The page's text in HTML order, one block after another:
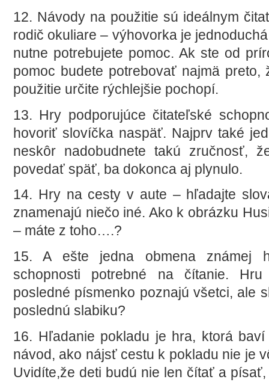
12. Návody na použitie sú ideálnym
rodič okuliare – výhovorka je
nutne potrebujete pomoc. Ak ste od
pomoc budete potrebovať najmä
použitie určite rýchlejšie pochopí.
13. Hry podporujúce čitateľské
hovoriť slovíčka naspäť. Najprv také
neskôr nadobudnete takú zručnosť,
povedať späť, ba dokonca aj plynulo.
14. Hry na cesty v aute – hľadajte
znamenajú niečo iné. Ako k obrázku
– máte z toho….?
15. A ešte jedna obmena známej
schopnosti potrebné na čítanie.
posledné písmenko poznajú všetci, ale
poslednú slabiku?
16. Hľadanie pokladu je hra, ktorá
návod, ako nájsť cestu k pokladu nie je
Uvidíte,že deti budú nie len čítať a